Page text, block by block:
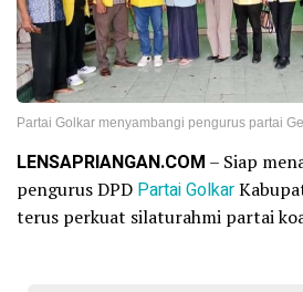
Partai Golkar menyambangi pengurus partai
LENSAPRIANGAN.COM – Siap
pengurus DPD Partai Golkar
terus perkuat silaturahmi partai